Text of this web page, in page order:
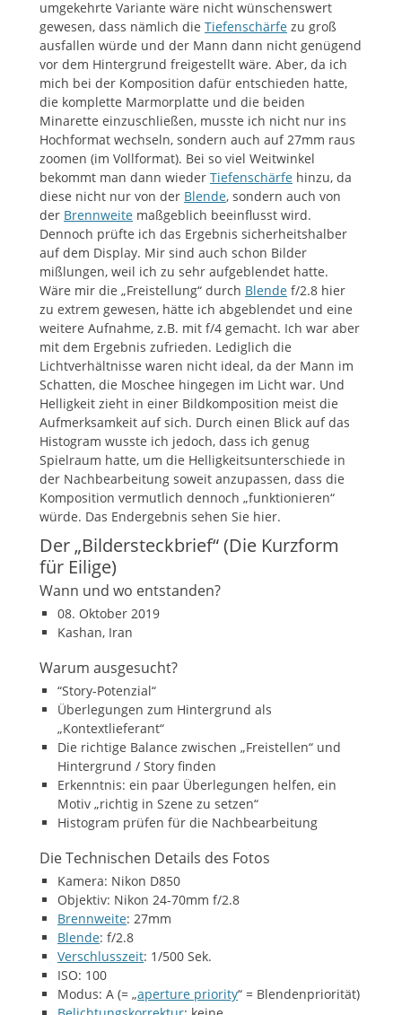
umgekehrte Variante wäre nicht wünschenswert
gewesen, dass nämlich die Tiefenschärfe zu groß
ausfallen würde und der Mann dann nicht genügend
vor dem Hintergrund freigestellt wäre. Aber, da ich
mich bei der Komposition dafür entschieden hatte,
die komplette Marmorplatte und die beiden
Minarette einzuschließen, musste ich nicht nur ins
Hochformat wechseln, sondern auch auf 27mm raus
zoomen (im Vollformat). Bei so viel Weitwinkel
bekommt man dann wieder Tiefenschärfe hinzu, da
diese nicht nur von der Blende, sondern auch von
der Brennweite maßgeblich beeinflusst wird.
Dennoch prüfte ich das Ergebnis sicherheitshalber
auf dem Display. Mir sind auch schon Bilder
mißlungen, weil ich zu sehr aufgeblendet hatte.
Wäre mir die „Freistellung“ durch Blende f/2.8 hier
zu extrem gewesen, hätte ich abgeblendet und eine
weitere Aufnahme, z.B. mit f/4 gemacht. Ich war aber
mit dem Ergebnis zufrieden. Lediglich die
Lichtverhältnisse waren nicht ideal, da der Mann im
Schatten, die Moschee hingegen im Licht war. Und
Helligkeit zieht in einer Bildkomposition meist die
Aufmerksamkeit auf sich. Durch einen Blick auf das
Histogram wusste ich jedoch, dass ich genug
Spielraum hatte, um die Helligkeitsunterschiede in
der Nachbearbeitung soweit anzupassen, dass die
Komposition vermutlich dennoch „funktionieren“
würde. Das Endergebnis sehen Sie hier.
Der „Bildersteckbrief“ (Die Kurzform
für Eilige)
Wann und wo entstanden?
08. Oktober 2019
Kashan, Iran
Warum ausgesucht?
“Story-Potenzial“
Überlegungen zum Hintergrund als
„Kontextlieferant“
Die richtige Balance zwischen „Freistellen“ und
Hintergrund / Story finden
Erkenntnis: ein paar Überlegungen helfen, ein
Motiv „richtig in Szene zu setzen“
Histogram prüfen für die Nachbearbeitung
Die Technischen Details des Fotos
Kamera: Nikon D850
Objektiv: Nikon 24-70mm f/2.8
Brennweite: 27mm
Blende: f/2.8
Verschlusszeit: 1/500 Sek.
ISO: 100
Modus: A (= „aperture priority“ = Blendenpriorität)